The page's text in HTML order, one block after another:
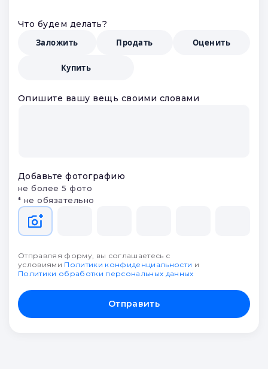
Что будем делать?
Заложить
Продать Оценить
Купить
Опишите вашу вещь своими словами
Добавьте фотографию
не более 5 фото
* не обязательно
Отправляя форму, вы соглашаетесь с
условиями Политики конфиденциальности и
Политики обработки персональных данных
Отправить